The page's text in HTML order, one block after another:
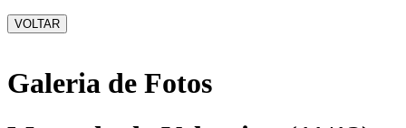
VOLTAR
Galeria de Fotos